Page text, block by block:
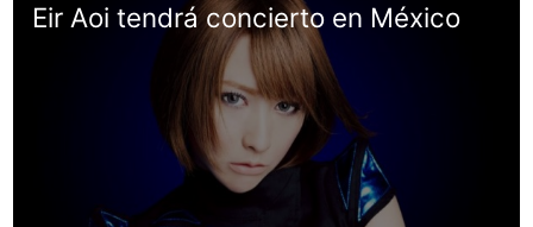
Eir Aoi tendrá concierto en México